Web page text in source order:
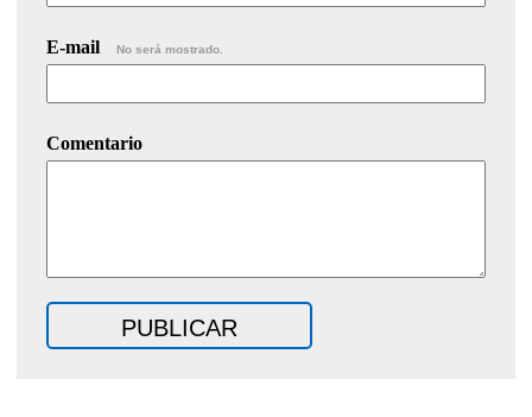
E-mail No será mostrado.
Comentario